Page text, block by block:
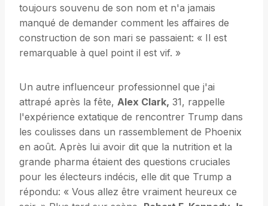
toujours souvenu de son nom et n'a jamais
manqué de demander comment les affaires de
construction de son mari se passaient: « Il est
remarquable à quel point il est vif. »
Un autre influenceur professionnel que j'ai
attrapé après la fête, Alex Clark, 31, rappelle
l'expérience extatique de rencontrer Trump dans
les coulisses dans un rassemblement de Phoenix
en août. Après lui avoir dit que la nutrition et la
grande pharma étaient des questions cruciales
pour les électeurs indécis, elle dit que Trump a
répondu: « Vous allez être vraiment heureux ce